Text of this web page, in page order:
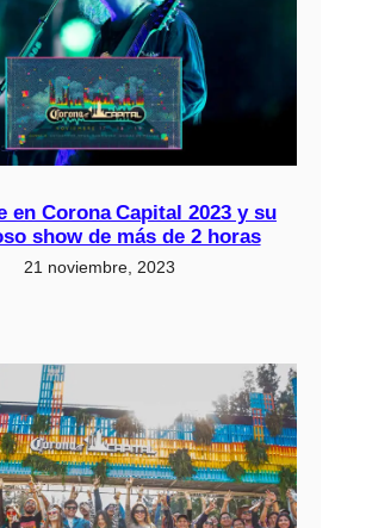
en Corona Capital 2023 y su
show de más de 2 horas
21 noviembre, 2023